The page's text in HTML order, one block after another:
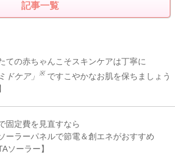
記事一覧
ての赤ちゃんこそスキンケアは丁寧に
ドケア」
※ ですこやかなお肌を保ちましょう
固定費を見直すなら
ーラーパネルで節電＆創エネがおすすめ
ソーラー】